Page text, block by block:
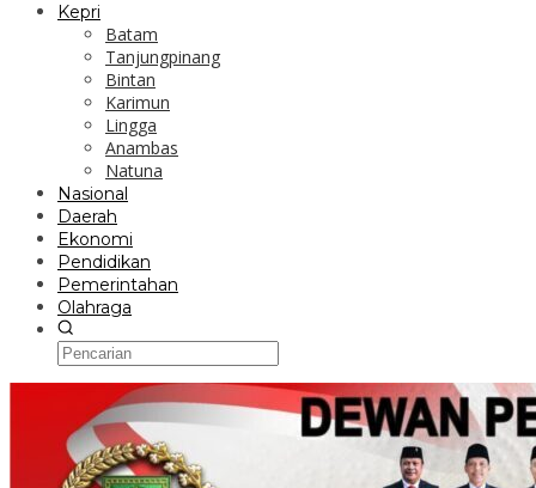
Kepri
Batam
Tanjungpinang
Bintan
Karimun
Lingga
Anambas
Natuna
Nasional
Daerah
Ekonomi
Pendidikan
Pemerintahan
Olahraga